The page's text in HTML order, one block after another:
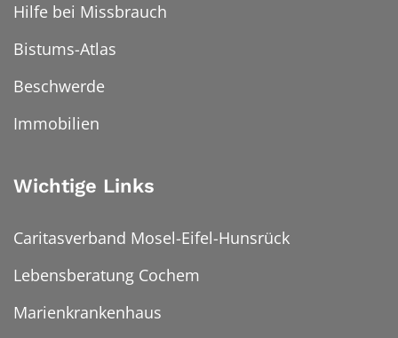
Hilfe bei Missbrauch
Bistums-Atlas
Beschwerde
Immobilien
Wichtige Links
Caritasverband Mosel-Eifel-Hunsrück
Lebensberatung Cochem
Marienkrankenhaus